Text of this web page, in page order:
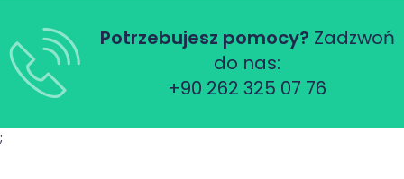
Potrzebujesz pomocy? Zadzwoń
do nas:
+90 262 325 07 76
;